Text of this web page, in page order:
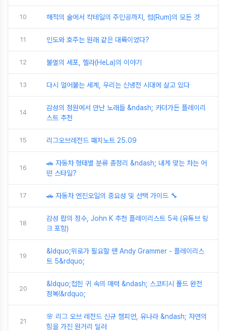
10 해적의 술에서 칵테일의 주인공까지, 럼(Rum)의 모든 것
11 인도와 호주는 원래 같은 대륙이었다?
12 불멸의 세포, 헬라(HeLa)의 이야기
13 다시 얼어붙는 세계, 우리는 신냉전 시대에 살고 있다
14
감성의 정원에서 만난 노래들 &ndash; 카더가든 플레이리
스트 추천
15 리그오브레전드 패치노트 25.09
16
🚗 자동차 형태별 분류 총정리 &ndash; 내게 맞는 차는 어
떤 스타일?
17 🚗 자동차 엔진오일의 중요성 및 선택 가이드 🔧
18
감성 팝의 정수, John K 추천 플레이리스트 5곡 (유튜브 링
크 포함)
19
&ldquo;위로가 필요할 땐 Andy Grammer - 플레이리스
트 5&rdquo;
20
&ldquo;접힌 귀 속의 매력 &ndash; 스코티시 폴드 완전
정복!&rdquo;
21
🌸 리그 오브 레전드 신규 챔피언, 유나라 &ndash; 자연의
힘을 가진 원거리 딜러